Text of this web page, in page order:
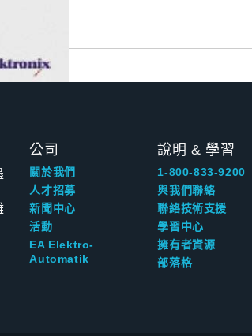
公司
關於我們
人才招募
新聞中心
活動
EA Elektro-
Automatik
說明 & 學習
1-800-833-9200
與我們聯絡
聯絡技術支援
學習中心
擁有者資源
部落格